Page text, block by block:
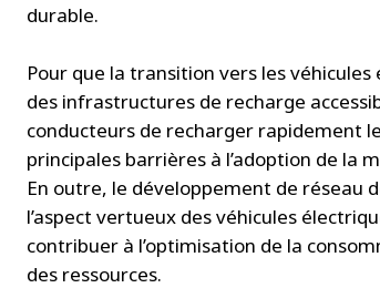
durable.
Pour que la transition vers les
des infrastructures de recharge
conducteurs de recharger rapidement
principales barrières à l’adoption de la
En outre, le développement de réseau
l’aspect vertueux des véhicules
contribuer à l’optimisation de la
des ressources.